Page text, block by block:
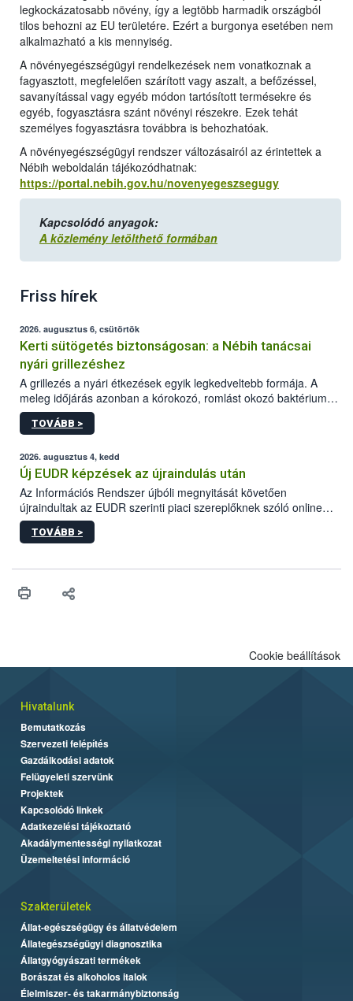
legkockázatosabb növény, így a legtöbb harmadik országból
tilos behozni az EU területére. Ezért a burgonya esetében nem
alkalmazható a kis mennyiség.
A növényegészségügyi rendelkezések nem vonatkoznak a
fagyasztott, megfelelően szárított vagy aszalt, a befőzéssel,
savanyítással vagy egyéb módon tartósított termésekre és
egyéb, fogyasztásra szánt növényi részekre. Ezek tehát
személyes fogyasztásra továbbra is behozhatóak.
A növényegészségügyi rendszer változásairól az érintettek a
Nébih weboldalán tájékozódhatnak:
https://portal.nebih.gov.hu/novenyegeszsegugy
Kapcsolódó anyagok:
A közlemény letölthető formában
Friss hírek
2026. augusztus 6, csütörtök
Kerti sütögetés biztonságosan: a Nébih tanácsai
nyári grillezéshez
A grillezés a nyári étkezések egyik legkedveltebb formája. A
meleg időjárás azonban a kórokozó, romlást okozó baktériumok
gyorsabb szaporodásának is kedvez. A szabadtéri sütögetés
ezért nem csupán a megfelelő sütési technikáról szól: legalább
higiéniai szabályok betartása, a megfelelő hőkezelés, valamint a
maradékok szakszerű tárolása. A Nemzeti Élelmiszerlánc-
biztonsági Hivatal (Nébih) Oktatási Programja összegyűjtötte a
biztonságos grillezés legfontosabb tudnivalóit.
TOVÁBB >
2026. augusztus 4, kedd
Új EUDR képzések az újraindulás után
Az Információs Rendszer újbóli megnyitását követően
újraindultak az EUDR szerinti piaci szereplőknek szóló online
képzések.
TOVÁBB >
Cookie beállítások
Hivatalunk
Bemutatkozás
Szervezeti felépítés
Gazdálkodási adatok
Felügyeleti szervünk
Projektek
Kapcsolódó linkek
Adatkezelési tájékoztató
Akadálymentességi nyilatkozat
Üzemeltetési információ
Szakterületek
Állat-egészségügy és állatvédelem
Állategészségügyi diagnosztika
Állatgyógyászati termékek
Borászat és alkoholos italok
Élelmiszer- és takarmánybiztonság